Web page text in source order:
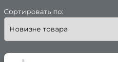
Сортировать по: